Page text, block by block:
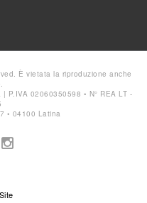
È vietata la riproduzione anche
P.IVA 02060350598 • N° REA LT -
• 04100 Latina